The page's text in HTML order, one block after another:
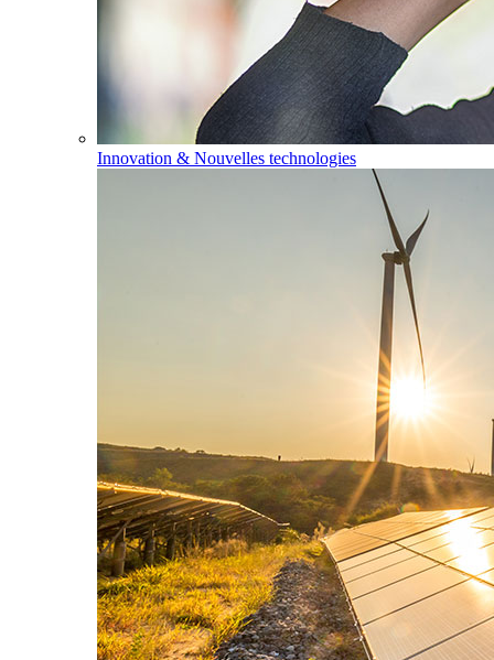
Innovation & Nouvelles technologies